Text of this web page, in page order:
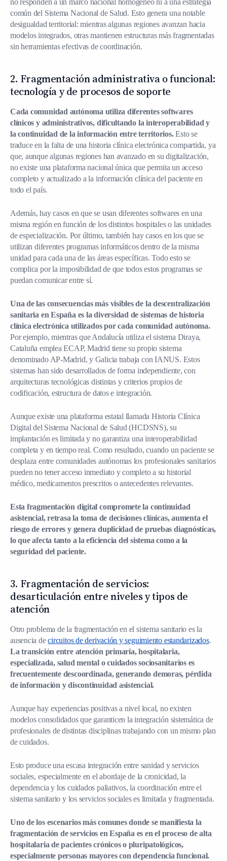
común del Sistema Nacional de Salud. Esto genera una notable
desigualdad territorial: mientras algunas regiones avanzan hacia
modelos integrados, otras mantienen estructuras más fragmentadas
sin herramientas efectivas de coordinación.
2. Fragmentación administrativa o funcional:
tecnología y de procesos de soporte
Cada comunidad autónoma utiliza diferentes softwares
clínicos y administrativos, dificultando la interoperabilidad y
la continuidad de la información entre territorios.Esto se
traduce en la falta de una historia clínica electrónica compartida, ya
que, aunque algunas regiones han avanzado en su digitalización,
no existe una plataforma nacional única que permita un acceso
completo y actualizado a la información clínica del paciente en
todo el país.
Además, hay casos en que se usan diferentes softwares en una
misma región en función de los distintos hospitales o las unidades
de especialización. Por último, también hay casos en los que se
utilizan diferentes programas informáticos dentro de la misma
unidad para cada una de las áreas específicas. Todo esto se
complica por la imposibilidad de que todos estos programas se
puedan comunicar entre sí.
Una de las consecuencias más visibles de la descentralización
sanitaria en España es la diversidad de sistemas de historia
clínica electrónica utilizados por cada comunidad autónoma.
Por ejemplo, mientras que Andalucía utiliza el sistema Diraya,
Cataluña emplea ECAP, Madrid tiene su propio sistema
denominado AP-Madrid, y Galicia trabaja con IANUS. Estos
sistemas han sido desarrollados de forma independiente, con
arquitecturas tecnológicas distintas y criterios propios de
codificación, estructura de datos e integración.
Aunque existe una plataforma estatal llamada Historia Clínica
Digital del Sistema Nacional de Salud (HCDSNS), su
implantación es limitada y no garantiza una interoperabilidad
completa y en tiempo real. Como resultado, cuando un paciente se
desplaza entre comunidades autónomas los profesionales sanitarios
pueden no tener acceso inmediato y completo a su historial
médico, medicamentos prescritos o antecedentes relevantes.
Esta fragmentación digital compromete la continuidad
asistencial, retrasa la toma de decisiones clínicas, aumenta el
riesgo de errores y genera duplicidad de pruebas diagnósticas,
lo que afecta tanto a la eficiencia del sistema como a la
seguridad del paciente.
3. Fragmentación de servicios:
desarticulación entre niveles y tipos de
atención
Otro problema de la fragmentación en el sistema sanitario es la
ausencia decircuitos de derivación y seguimiento estandarizados.
La transición entre atención primaria, hospitalaria,
especializada, salud mental o cuidados sociosanitarios es
frecuentemente descoordinada, generando demoras, pérdida
de información y discontinuidad asistencial.
Aunque hay experiencias positivas a nivel local, no existen
modelos consolidados que garanticen la integración sistemática de
profesionales de distintas disciplinas trabajando con un mismo plan
de cuidados.
Esto produce una escasa integración entre sanidad y servicios
sociales, especialmente en el abordaje de la cronicidad, la
dependencia y los cuidados paliativos, la coordinación entre el
sistema sanitario y los servicios sociales es limitada y fragmentada.
Uno de los escenarios más comunes donde se manifiesta la
fragmentación de servicios en España es en el proceso de alta
hospitalaria de pacientes crónicos o pluripatológicos,
especialmente personas mayores con dependencia funcional.